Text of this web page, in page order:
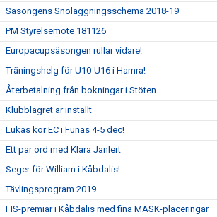
Säsongens Snöläggningsschema 2018-19
PM Styrelsemöte 181126
Europacupsäsongen rullar vidare!
Träningshelg för U10-U16 i Hamra!
Återbetalning från bokningar i Stöten
Klubblägret är inställt
Lukas kör EC i Funäs 4-5 dec!
Ett par ord med Klara Janlert
Seger för William i Kåbdalis!
Tävlingsprogram 2019
FIS-premiär i Kåbdalis med fina MASK-placeringar